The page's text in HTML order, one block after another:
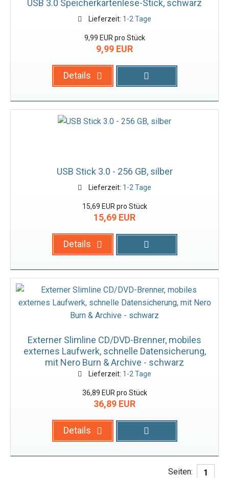
USB 3.0 Speicherkartenlese-Stick, schwarz
Lieferzeit: 1-2 Tage
9,99 EUR pro Stück
9,99 EUR
Details
USB Stick 3.0 - 256 GB, silber
Lieferzeit: 1-2 Tage
15,69 EUR pro Stück
15,69 EUR
Details
Externer Slimline CD/DVD-Brenner, mobiles
externes Laufwerk, schnelle Datensicherung,
mit Nero Burn & Archive - schwarz
Lieferzeit: 1-2 Tage
36,89 EUR pro Stück
36,89 EUR
Details
Seiten: 1